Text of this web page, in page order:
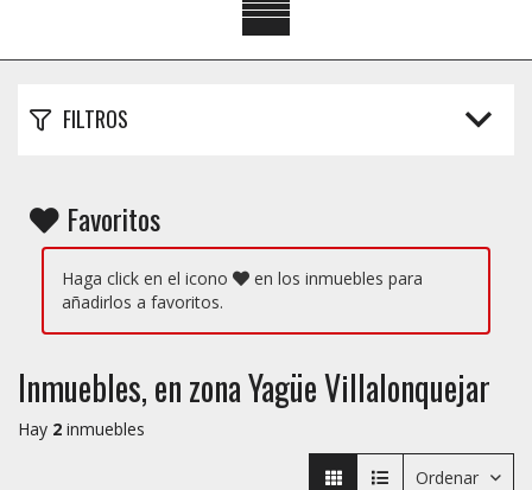
FILTROS
Favoritos
Haga click en el icono
en los inmuebles para
añadirlos a favoritos.
Inmuebles, en zona Yagüe Villalonquejar
Hay 2 inmuebles
Ordenar